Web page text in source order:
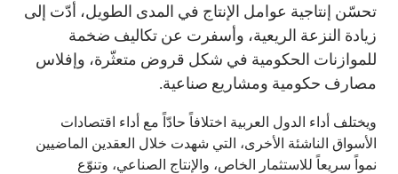
تحسّن إنتاجية عوامل الإنتاج في المدى الطويل، أدّت إلى
زيادة النزعة الريعية، وأسفرت عن تكاليف ضخمة
للموازنات الحكومية في شكل قروض متعثّرة، وإفلاس
مصارف حكومية ومشاريع صناعية.
ويختلف أداء الدول العربية اختلافاً حادّاً مع أداء اقتصادات
الأسواق الناشئة الأخرى، التي شهدت خلال العقدين الماضيين
نمواً سريعاً للاستثمار الخاص، والإنتاج الصناعي، وتنوّع